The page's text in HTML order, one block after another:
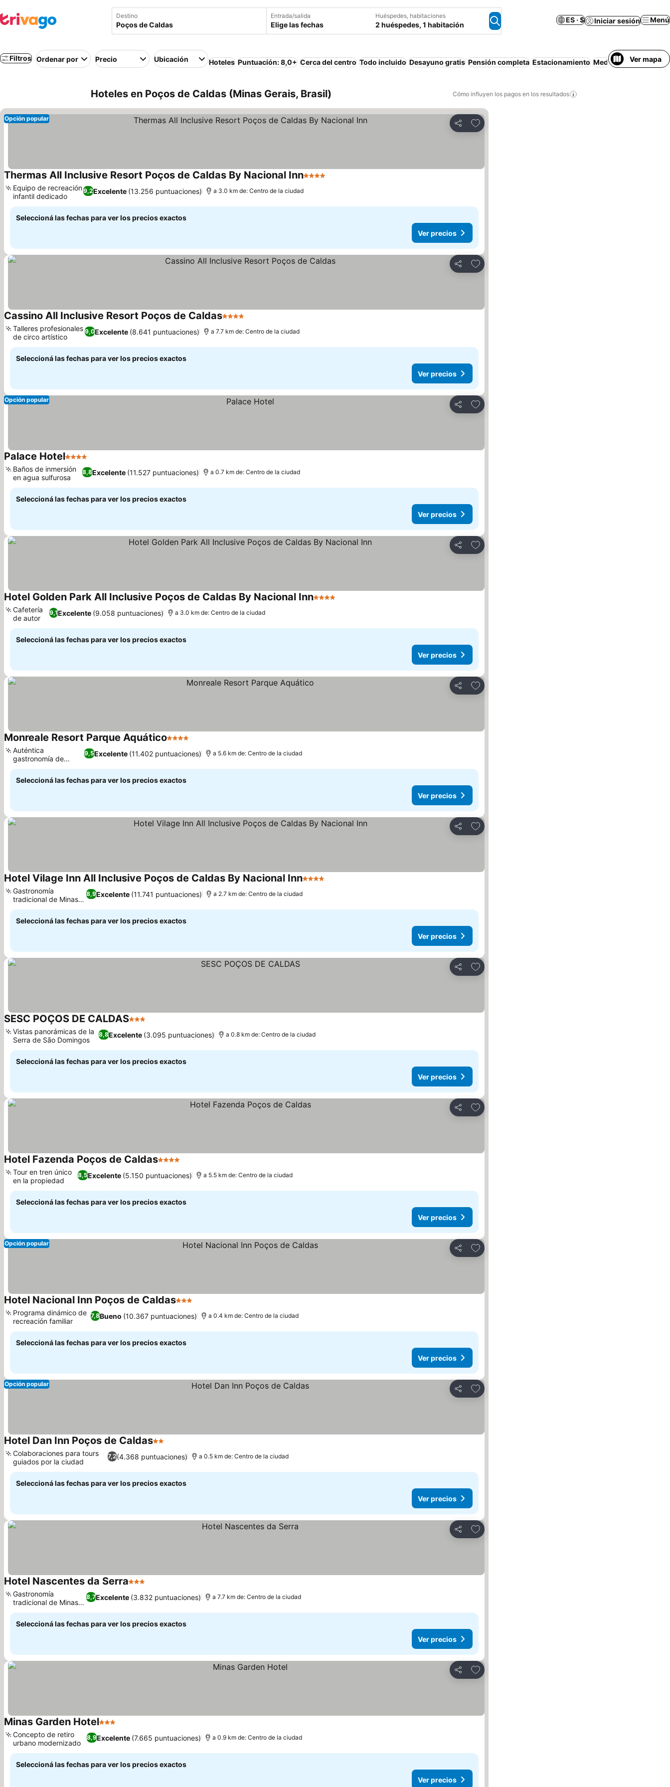
Destino Entrada/salida
Elige las fechas
Huéspedes, habitaciones
2 huéspedes, 1 habitación
ES · $ Iniciar sesión Menú
Filtros Ordenar por Precio Ubicación Hoteles Puntuación: 8,0+ Cerca del centro Todo incluido Desayuno gratis Pensión completa Estacionamiento Media pensiónVer mapa
Hoteles en Poços de Caldas (Minas Gerais, Brasil) Cómo influyen los pagos en los resultados
Compartir
Añadir a favoritos
Opción popular
Thermas All Inclusive Resort Poços de Caldas By Nacional Inn4 Estrellas
9,2Excelente (13.256 puntuaciones)
Equipo de recreación
infantil dedicado
a 3.0 km de: Centro de la ciudad
Seleccioná las fechas para ver los precios exactos
Ver precios
Compartir
Añadir a favoritos
Cassino All Inclusive Resort Poços de Caldas4 Estrellas
9,0Excelente (8.641 puntuaciones)
Talleres profesionales
de circo artístico
a 7.7 km de: Centro de la ciudad
Seleccioná las fechas para ver los precios exactos
Ver precios
Compartir
Añadir a favoritos
Opción popular
Palace Hotel4 Estrellas
8,8Excelente (11.527 puntuaciones)
Baños de inmersión
en agua sulfurosa
a 0.7 km de: Centro de la ciudad
Seleccioná las fechas para ver los precios exactos
Ver precios
Compartir
Añadir a favoritos
Hotel Golden Park All Inclusive Poços de Caldas By Nacional Inn4 Estrellas
9,1Excelente (9.058 puntuaciones)
Cafetería
de autor
a 3.0 km de: Centro de la ciudad
Seleccioná las fechas para ver los precios exactos
Ver precios
Compartir
Añadir a favoritos
Monreale Resort Parque Aquático4 Estrellas
9,5Excelente (11.402 puntuaciones)
Auténtica
gastronomía de
Minas Gerais
a 5.6 km de: Centro de la ciudad
Seleccioná las fechas para ver los precios exactos
Ver precios
Compartir
Añadir a favoritos
Hotel Vilage Inn All Inclusive Poços de Caldas By Nacional Inn4 Estrellas
8,9Excelente (11.741 puntuaciones)
Gastronomía
tradicional de Minas
Gerais
a 2.7 km de: Centro de la ciudad
Seleccioná las fechas para ver los precios exactos
Ver precios
Compartir
Añadir a favoritos
SESC POÇOS DE CALDAS3 Estrellas
8,8Excelente (3.095 puntuaciones)
Vistas panorámicas de la
Serra de São Domingos
a 0.8 km de: Centro de la ciudad
Seleccioná las fechas para ver los precios exactos
Ver precios
Compartir
Añadir a favoritos
Hotel Fazenda Poços de Caldas4 Estrellas
8,5Excelente (5.150 puntuaciones)
Tour en tren único
en la propiedad
a 5.5 km de: Centro de la ciudad
Seleccioná las fechas para ver los precios exactos
Ver precios
Compartir
Añadir a favoritos
Opción popular
Hotel Nacional Inn Poços de Caldas3 Estrellas
7,8Bueno (10.367 puntuaciones)
Programa dinámico de
recreación familiar
a 0.4 km de: Centro de la ciudad
Seleccioná las fechas para ver los precios exactos
Ver precios
Compartir
Añadir a favoritos
Opción popular
Hotel Dan Inn Poços de Caldas2 Estrellas
7,2(4.368 puntuaciones)
Colaboraciones para tours
guiados por la ciudad
a 0.5 km de: Centro de la ciudad
Seleccioná las fechas para ver los precios exactos
Ver precios
Compartir
Añadir a favoritos
Hotel Nascentes da Serra3 Estrellas
8,7Excelente (3.832 puntuaciones)
Gastronomía
tradicional de Minas
Gerais
a 7.7 km de: Centro de la ciudad
Seleccioná las fechas para ver los precios exactos
Ver precios
Compartir
Añadir a favoritos
Minas Garden Hotel3 Estrellas
8,9Excelente (7.665 puntuaciones)
Concepto de retiro
urbano modernizado
a 0.9 km de: Centro de la ciudad
Seleccioná las fechas para ver los precios exactos
Ver precios